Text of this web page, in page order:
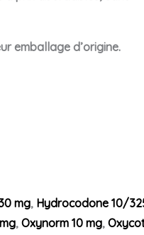
emballage d’origine.
mg, Hydrocodone 10/
, Oxynorm 10 mg,